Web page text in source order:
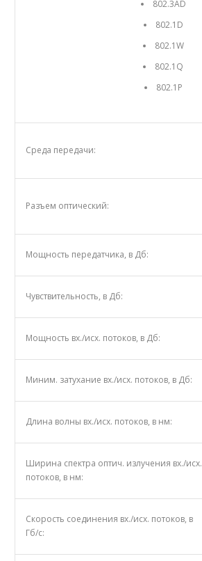
802.3AD
802.1D
802.1W
802.1Q
802.1P
Среда передачи:
Разъем оптический:
Мощность передатчика, в Дб:
Чувствительность, в Дб:
Мощность вх./исх. потоков, в Дб:
Миним. затухание вх./исх. потоков, в Дб:
Длина волны вх./исх. потоков, в нм:
Ширина спектра оптич. излучения вх./исх.
потоков, в нм:
Скорость соединения вх./исх. потоков, в
Гб/с: